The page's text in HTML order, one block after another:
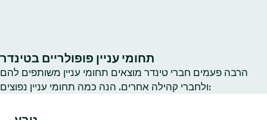
תחומי עניין פופולריים בטינדר
הרבה פעמים חברי טינדר מוצאים תחומי עניין משותפים להם
ולחברי קהילה אחרים. הנה כמה תחומי עניין נפוצים: